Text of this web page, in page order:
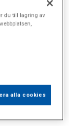
(2)
du till lagring av
alla cookies